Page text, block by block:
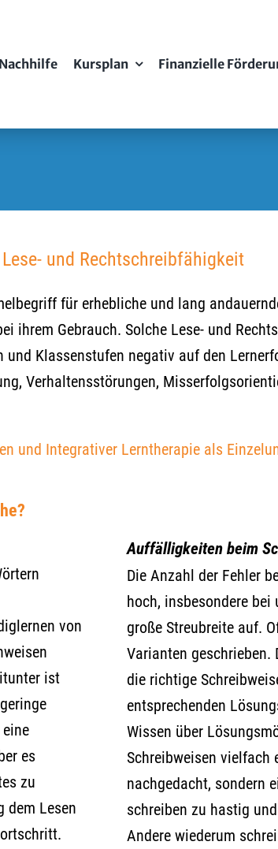
Nachhilfe Kursplan Finanzielle
und Rechtschreibfähigkeit
für erhebliche und lang
ihrem Gebrauch. Solche Lese- und
Klassenstufen negativ auf den
Verhaltensstörungen,
und Integrativer Lerntherapie als
von
ist
es
zu
dem Lesen
Auffälligkeiten beim
Die Anzahl der Fehler
hoch, insbesondere bei
große Streubreite auf.
Varianten
die richtige
entsprechenden
Wissen über
Schreibweisen vielfach
nachgedacht, sondern
schreiben zu hastig
Andere wiederum